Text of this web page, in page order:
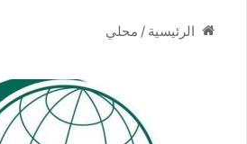
الرئيسية / محلي